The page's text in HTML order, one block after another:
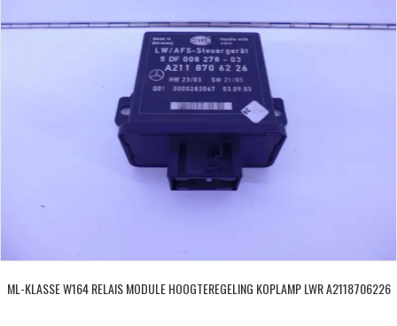
ML-KLASSE W164 RELAIS MODULE HOOGTEREGELING KOPLAMP LWR A2118706226